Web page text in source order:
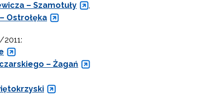
– Szamotuły
,
Ostrołęka
– Żagań